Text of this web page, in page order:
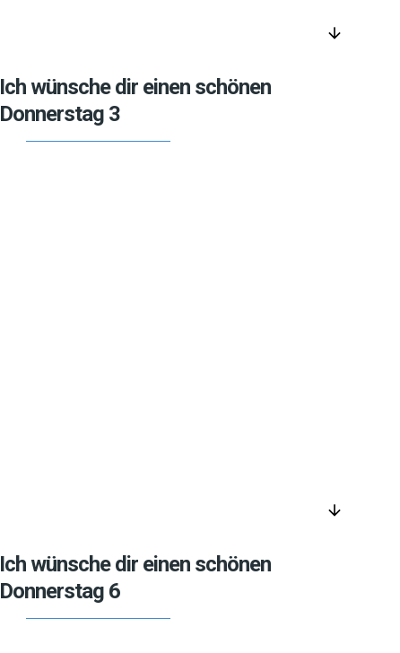
arrow_downward
Ich wünsche dir einen schönen
Donnerstag 3
arrow_downward
Ich wünsche dir einen schönen
Donnerstag 6